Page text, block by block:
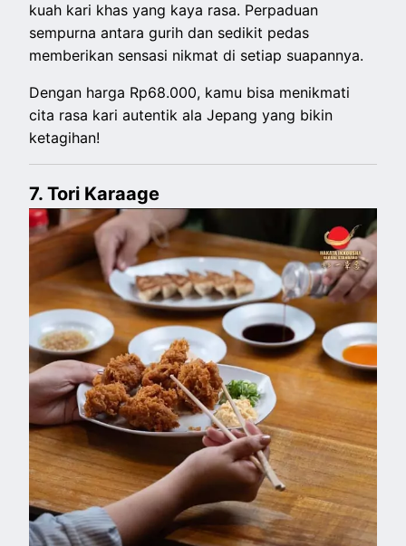
kuah kari khas yang kaya rasa. Perpaduan
sempurna antara gurih dan sedikit pedas
memberikan sensasi nikmat di setiap suapannya.
Dengan harga Rp68.000, kamu bisa menikmati
cita rasa kari autentik ala Jepang yang bikin
ketagihan!
7. Tori Karaage